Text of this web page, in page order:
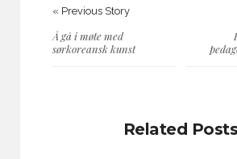
« Previous Story
Å gå i møte med
sørkoreansk kunst
Related Posts